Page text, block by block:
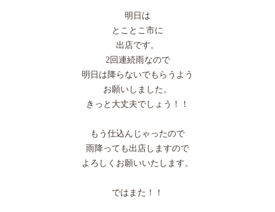
明日は
とことこ市に
出店です。
2回連続雨なので
明日は降らないでもらうよう
お願いしました。
きっと大丈夫でしょう！！
もう仕込んじゃったので
雨降っても出店しますので
よろしくお願いいたします。
ではまた！！